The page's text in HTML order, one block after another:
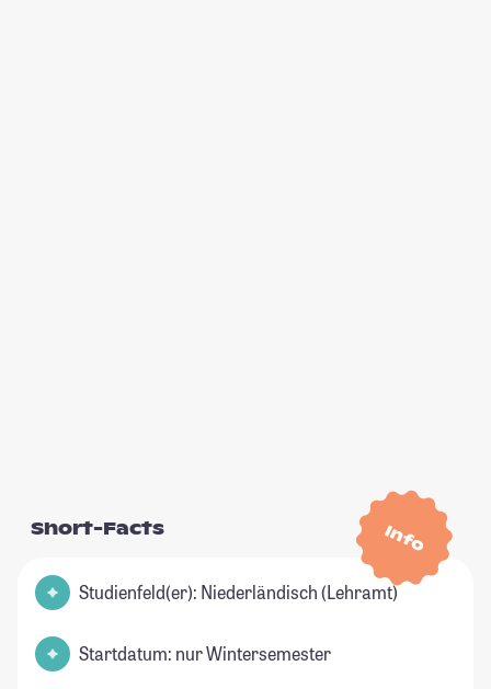
Info
Short-Facts
Studienfeld(er): Niederländisch (Lehramt)
Startdatum: nur Wintersemester